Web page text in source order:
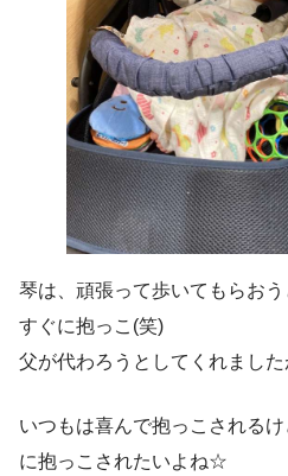
琴は、頑張って歩いてもらお
すぐに抱っこ(笑)
父が代わろうとしてくれまし
いつもは喜んで抱っこされる
に抱っこされたいよね☆